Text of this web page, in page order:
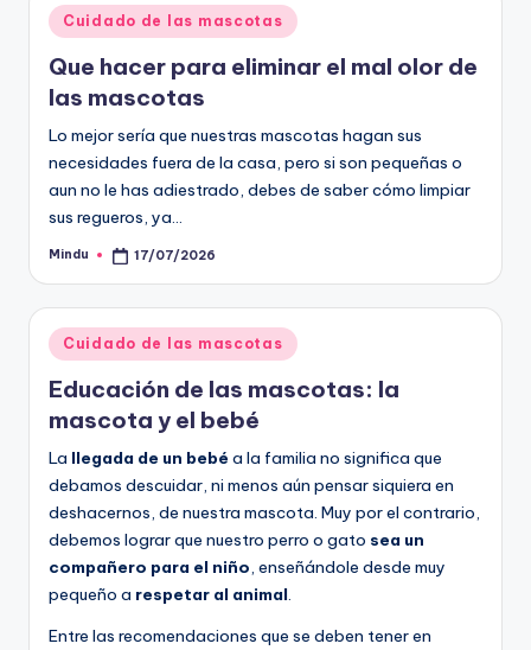
Publicado
en
Cuidado de las mascotas
Que hacer para eliminar el mal olor de
las mascotas
Lo mejor sería que nuestras mascotas hagan sus
necesidades fuera de la casa, pero si son pequeñas o
aun no le has adiestrado, debes de saber cómo limpiar
sus regueros, ya…
Publicado
Mindu 17/07/2026
Publicado
en
Cuidado de las mascotas
Educación de las mascotas: la
mascota y el bebé
La llegada de un bebé a la familia no significa que
debamos descuidar, ni menos aún pensar siquiera en
deshacernos, de nuestra mascota. Muy por el contrario,
debemos lograr que nuestro perro o gato sea un
compañero para el niño, enseñándole desde muy
pequeño a respetar al animal.
Entre las recomendaciones que se deben tener en